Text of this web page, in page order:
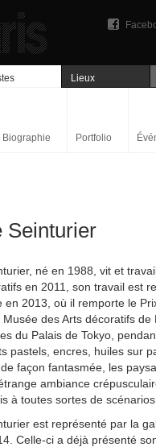
Lieux
Biographie Portfolio
Seinturier
né en 1988, vit et
en 2011, son travail est
en 2013, où il remporte le
des Arts décoratifs
du Palais de Tokyo,
pastels, encres, huiles sur
façon fantasmée, les
ambiance
à toutes sortes de
est représenté par la
Celle-ci a déjà présenté